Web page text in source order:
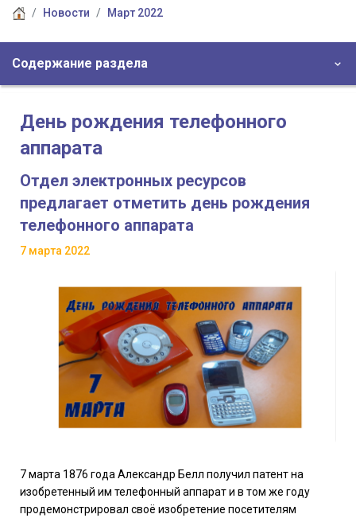
Новости Март 2022
Содержание раздела
День рождения телефонного
аппарата
Отдел электронных ресурсов
предлагает отметить день рождения
телефонного аппарата
7 марта 2022
7 марта 1876 года Александр Белл получил патент на
изобретенный им телефонный аппарат и в том же году
продемонстрировал своё изобретение посетителям